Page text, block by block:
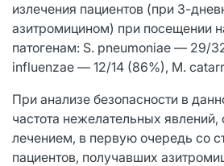
излечения пациентов (при 3-
азитромицином) при посещении
патогенам: S. pneumoniae — 29/
influenzae — 12/14 (86%), M.
При анализе безопасности в
частота нежелательных явлений,
лечением, в первую очередь со
пациентов, получавших